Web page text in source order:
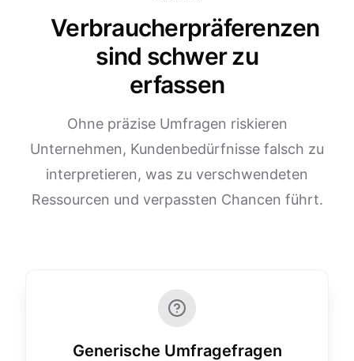
Verbraucherpräferenzen
sind schwer zu
erfassen
Ohne präzise Umfragen riskieren
Unternehmen, Kundenbedürfnisse falsch zu
interpretieren, was zu verschwendeten
Ressourcen und verpassten Chancen führt.
Generische Umfragefragen